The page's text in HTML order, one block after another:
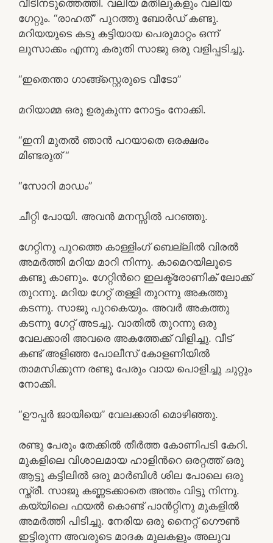
വീടിനടുത്തെത്തി. വലിയ മതിലുകളും വലിയ
ഗേറ്റും. “രാഹത്” പുറത്തു ബോര്‍ഡ്‌ കണ്ടു.
മറിയയുടെ കടു കട്ടിയായ പെരുമാറ്റം ഒന്ന്
ലൂസാക്കം എന്നു കരുതി സാജു ഒരു വളിപ്പടിച്ചു.
“ഇതെന്താ ഗാങ്ങ്സ്റ്റെരുടെ വീടോ”
മറിയാമ്മ ഒരു ഉരുകുന്ന നോട്ടം നോക്കി.
“ഇനി മുതല്‍ ഞാന്‍ പറയാതെ ഒരക്ഷരം
മിണ്ടരുത് “
“സോറി മാഡം”
ചീറ്റി പോയി. അവന്‍ മനസ്സില്‍ പറഞ്ഞു.
ഗേറ്റിനു പുറത്തെ കാള്ളിംഗ് ബെല്ലില്‍ വിരല്‍
അമര്‍ത്തി മറിയ മാറി നിന്നു. കാമെറയിലൂടെ
കണ്ടു കാണും. ഗേറ്റിന്‍റെ ഇലക്ട്രോണിക് ലോക്ക്
തുറന്നു. മറിയ ഗേറ്റ് തള്ളി തുറന്നു അകത്തു
കടന്നു. സാജു പുറകെയും. അവര്‍ അകത്തു
കടന്നു ഗേറ്റ് അടച്ചു. വാതില്‍ തുറന്നു ഒരു
വേലക്കാരി അവരെ അകത്തേക്ക് വിളിച്ചു. വീട്
കണ്ട് അളിഞ്ഞ പോലീസ് കോളണിയില്‍
താമസിക്കുന്ന രണ്ടു പേരും വായ പൊളിച്ചു ചുറ്റും
നോക്കി.
“ഊപ്പര്‍ ജായിയെ” വേലക്കാരി മൊഴിഞ്ഞു.
രണ്ടു പേരും തേക്കില്‍ തീര്‍ത്ത കോണിപടി കേറി.
മുകളിലെ വിശാലമായ ഹാളിന്‍റെ ഒരറ്റത്ത് ഒരു
ആട്ടു കട്ടിലില്‍ ഒരു മാര്‍ബിള്‍ ശില പോലെ ഒരു
സ്ത്രീ. സാജു കണ്ണടക്കാതെ അന്തം വിട്ടു നിന്നു.
കയ്യിലെ ഫയല്‍ കൊണ്ട് പാന്‍റ്റിനു മുകളില്‍
അമര്‍ത്തി പിടിച്ചു. നേരിയ ഒരു നൈറ്റ്‌ ഗൌണ്‍
ഇട്ടിരുന്ന അവരുടെ മാദക മുലകളും അലുവ